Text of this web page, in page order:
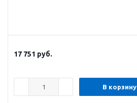
17 751 руб.
В корзину